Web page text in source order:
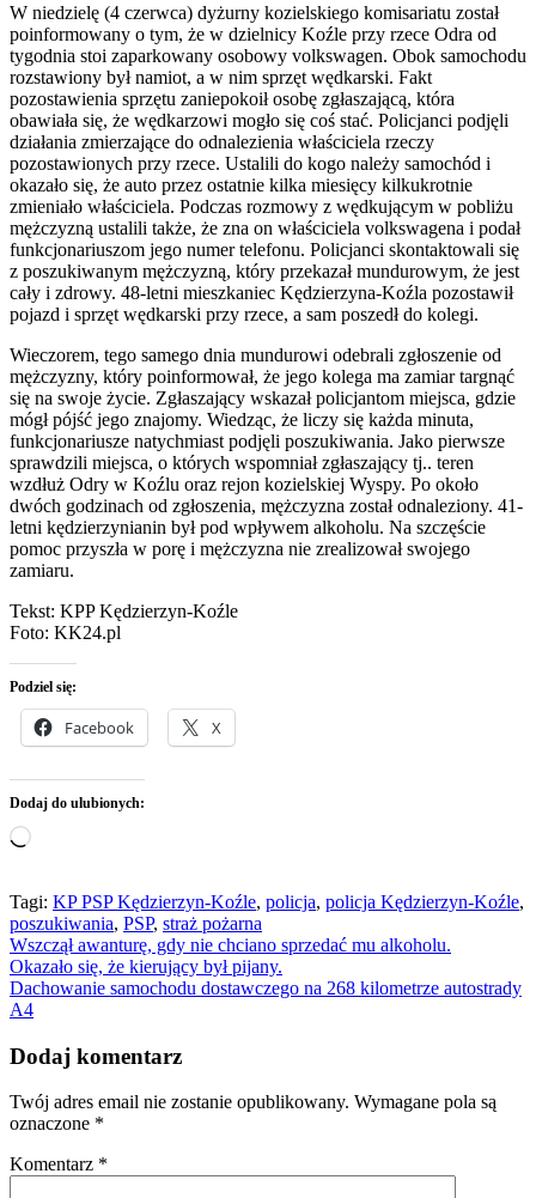
W niedzielę (4 czerwca) dyżurny kozielskiego komisariatu został
poinformowany o tym, że w dzielnicy Koźle przy rzece Odra od
tygodnia stoi zaparkowany osobowy volkswagen. Obok samochodu
rozstawiony był namiot, a w nim sprzęt wędkarski. Fakt
pozostawienia sprzętu zaniepokoił osobę zgłaszającą, która
obawiała się, że wędkarzowi mogło się coś stać. Policjanci podjęli
działania zmierzające do odnalezienia właściciela rzeczy
pozostawionych przy rzece. Ustalili do kogo należy samochód i
okazało się, że auto przez ostatnie kilka miesięcy kilkukrotnie
zmieniało właściciela. Podczas rozmowy z wędkującym w pobliżu
mężczyzną ustalili także, że zna on właściciela volkswagena i podał
funkcjonariuszom jego numer telefonu. Policjanci skontaktowali się
z poszukiwanym mężczyzną, który przekazał mundurowym, że jest
cały i zdrowy. 48-letni mieszkaniec Kędzierzyna-Koźla pozostawił
pojazd i sprzęt wędkarski przy rzece, a sam poszedł do kolegi.
Wieczorem, tego samego dnia mundurowi odebrali zgłoszenie od
mężczyzny, który poinformował, że jego kolega ma zamiar targnąć
się na swoje życie. Zgłaszający wskazał policjantom miejsca, gdzie
mógł pójść jego znajomy. Wiedząc, że liczy się każda minuta,
funkcjonariusze natychmiast podjęli poszukiwania. Jako pierwsze
sprawdzili miejsca, o których wspomniał zgłaszający tj.. teren
wzdłuż Odry w Koźlu oraz rejon kozielskiej Wyspy. Po około
dwóch godzinach od zgłoszenia, mężczyzna został odnaleziony. 41-
letni kędzierzynianin był pod wpływem alkoholu. Na szczęście
pomoc przyszła w porę i mężczyzna nie zrealizował swojego
zamiaru.
Tekst: KPP Kędzierzyn-Koźle
Foto: KK24.pl
Podziel się:
Facebook X
Dodaj do ulubionych:
Wczytywanie…
Tagi: KP PSP Kędzierzyn-Koźle, policja, policja Kędzierzyn-Koźle,
poszukiwania, PSP, straż pożarna
Nawigacja
wpisu
Wszczął awanturę, gdy nie chciano sprzedać mu alkoholu.
Okazało się, że kierujący był pijany.
Dachowanie samochodu dostawczego na 268 kilometrze autostrady
A4
Dodaj komentarz
Twój adres email nie zostanie opublikowany. Wymagane pola są
oznaczone *
Komentarz *